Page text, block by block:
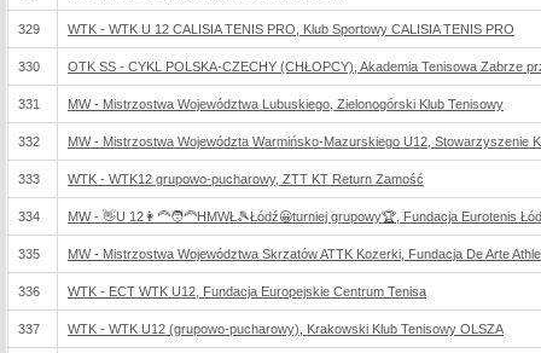
329 WTK - WTK U 12 CALISIA TENIS PRO, Klub Sportowy CALISIA TENIS PRO
330 OTK SS - CYKL POLSKA-CZECHY (CHŁOPCY), Akademia Tenisowa Zabrze
331 MW - Mistrzostwa Województwa Lubuskiego, Zielonogórski Klub Tenisowy
332 MW - Mistrzostwa Województa Warmińsko-Mazurskiego U12, Stowarzyszenie
333 WTK - WTK12 grupowo-pucharowy, ZTT KT Return Zamość
334 MW - 👋U 12👩‍🦰🧑‍🦰HMWŁ🎾Łódź😀turniej grupowy🏆, Fundacja Eurotenis
335 MW - Mistrzostwa Województwa Skrzatów ATTK Kozerki, Fundacja De Arte
336 WTK - ECT WTK U12, Fundacja Europejskie Centrum Tenisa
337 WTK - WTK U12 (grupowo-pucharowy), Krakowski Klub Tenisowy OLSZA